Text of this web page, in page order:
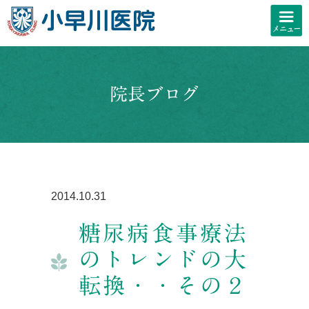
院長ブログ
2014.10.31
糖尿病食事療法
のトレンドの大
転換・・その２